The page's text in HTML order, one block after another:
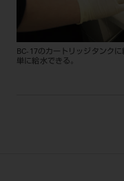
BC-17のカートリッジタンク
単に給水できる。